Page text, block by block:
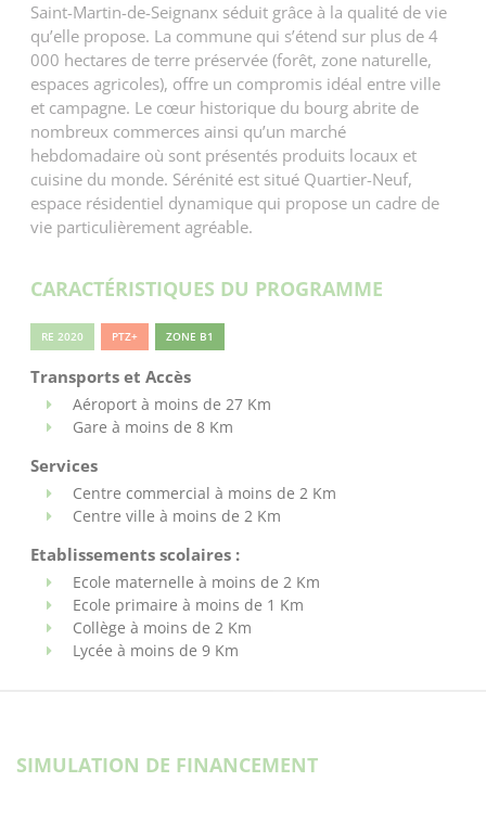
Saint-Martin-de-Seignanx séduit grâce à la qualité de vie
qu’elle propose. La commune qui s’étend sur plus de 4
000 hectares de terre préservée (forêt, zone naturelle,
espaces agricoles), offre un compromis idéal entre ville
et campagne. Le cœur historique du bourg abrite de
nombreux commerces ainsi qu’un marché
hebdomadaire où sont présentés produits locaux et
cuisine du monde. Sérénité est situé Quartier-Neuf,
espace résidentiel dynamique qui propose un cadre de
vie particulièrement agréable.
CARACTÉRISTIQUES DU PROGRAMME
RE 2020 PTZ+ ZONE B1
Transports et Accès
Aéroport à moins de 27 Km
Gare à moins de 8 Km
Services
Centre commercial à moins de 2 Km
Centre ville à moins de 2 Km
Etablissements scolaires :
Ecole maternelle à moins de 2 Km
Ecole primaire à moins de 1 Km
Collège à moins de 2 Km
Lycée à moins de 9 Km
SIMULATION DE FINANCEMENT